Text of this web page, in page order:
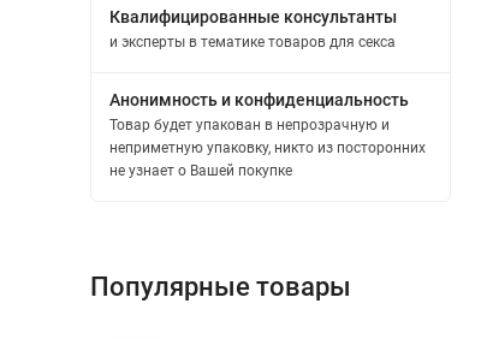
Квалифицированные консультанты
и эксперты в тематике товаров для секса
Анонимность и конфиденциальность
Товар будет упакован в непрозрачную и
неприметную упаковку, никто из посторонних
не узнает о Вашей покупке
Популярные товары